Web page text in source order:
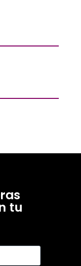
tu